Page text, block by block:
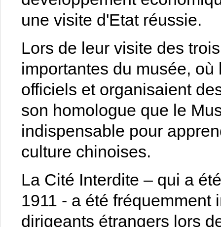
une visite d'Etat réussie.
Lors de leur visite des
importantes du musée,
officiels et organisaient
son homologue que le
indispensable pour
culture chinoises.
La Cité Interdite – qui a
1911 - a été
dirigeants étrangers lors